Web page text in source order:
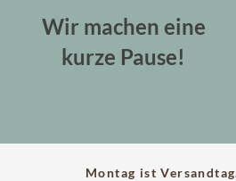
Wir machen eine
kurze Pause!
Montag ist